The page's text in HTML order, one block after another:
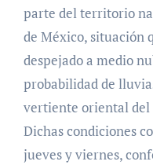
parte del territorio
de México, situación
despejado a medio
probabilidad de
vertiente oriental del
Dichas condiciones
jueves y viernes,